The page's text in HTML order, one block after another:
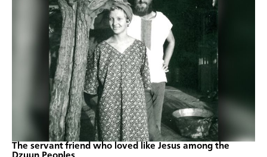
The servant friend who loved like Jesus among the